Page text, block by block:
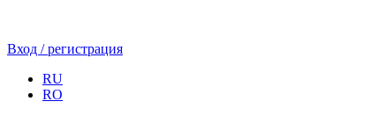
Вход / регистрация
RU
RO